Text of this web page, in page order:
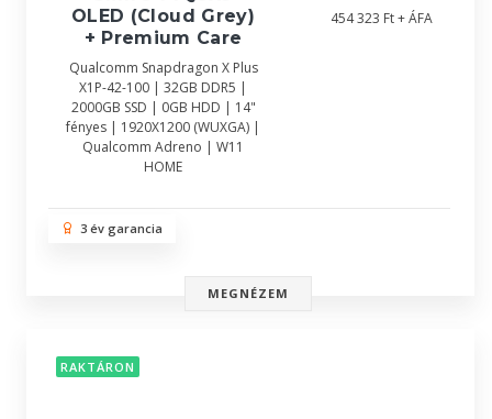
OLED (Cloud Grey)
+ Premium Care
Qualcomm Snapdragon X Plus
X1P-42-100 | 32GB DDR5 |
2000GB SSD | 0GB HDD | 14"
fényes | 1920X1200 (WUXGA) |
Qualcomm Adreno | W11
HOME
454 323 Ft + ÁFA
3 év garancia
MEGNÉZEM
RAKTÁRON